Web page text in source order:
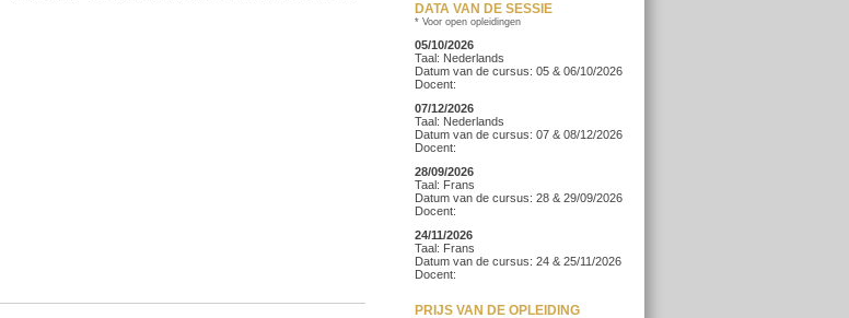
DATA VAN DE SESSIE
* Voor open opleidingen
05/10/2026
Taal: Nederlands
Datum van de cursus: 05 & 06/10/2026
Docent:
07/12/2026
Taal: Nederlands
Datum van de cursus: 07 & 08/12/2026
Docent:
28/09/2026
Taal: Frans
Datum van de cursus: 28 & 29/09/2026
Docent:
24/11/2026
Taal: Frans
Datum van de cursus: 24 & 25/11/2026
Docent:
PRIJS VAN DE OPLEIDING